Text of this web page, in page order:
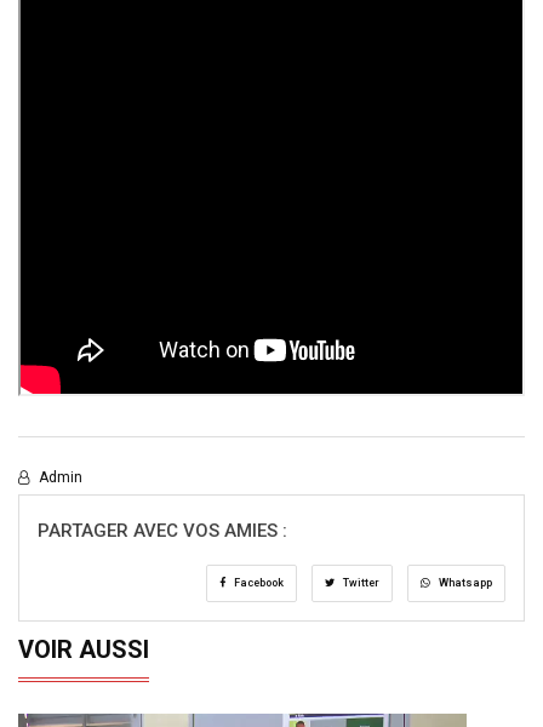
Admin
PARTAGER AVEC VOS AMIES :
Facebook Twitter Whatsapp
VOIR AUSSI